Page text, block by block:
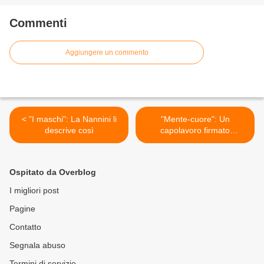
Commenti
Aggiungere un commento
< "I maschi": La Nannini li
descrive così
"Mente-cuore": Un
capolavoro firmato
D'Angelo-Lanza >
Ospitato da Overblog
I migliori post
Pagine
Contatto
Segnala abuso